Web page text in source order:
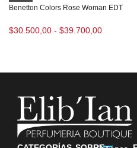
Benetton Colors Rose Woman EDT
$30.500,00 - $39.700,00